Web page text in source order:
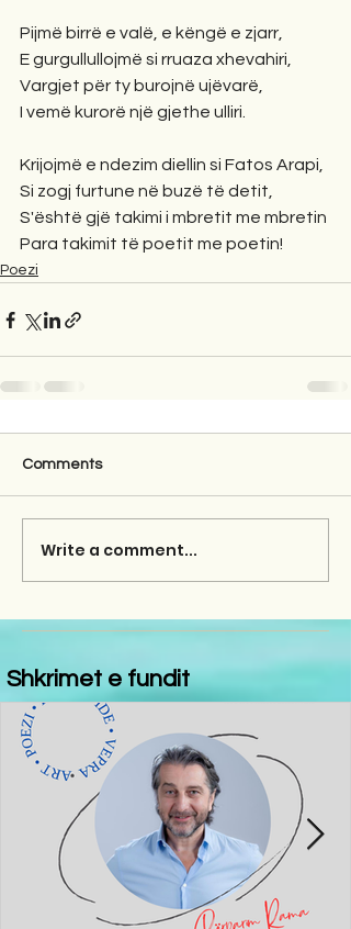
Pijmë birrë e valë, e këngë e zjarr,
E gurgullullojmë si rruaza xhevahiri,
Vargjet për ty burojnë ujëvarë,
I vemë kurorë një gjethe ulliri.
Krijojmë e ndezim diellin si Fatos Arapi,
Si zogj furtune në buzë të detit,
S'është gjë takimi i mbretit me mbretin
Para takimit të poetit me poetin!
Poezi
Comments
Write a comment...
Shkrimet e fundit